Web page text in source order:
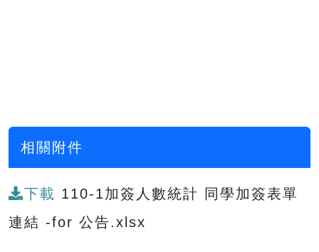
相關附件
下載 110-1加簽人數統計 同學加簽表單
連結 -for 公告.xlsx